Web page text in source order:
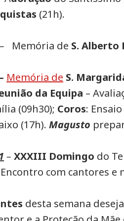
(21h).
– Memória de S. Alberto
Memória de S.
da Equipa –
(09h30); Coros:
(17h). Magusto
– XXXIII Domingo do
com cantores e
desta semana